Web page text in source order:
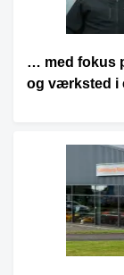
… med fokus
og værksted i